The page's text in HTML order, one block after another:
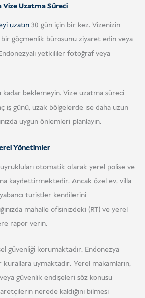
Vize Uzatma Süreci
uzatın 30 gün için bir kez. Vizenizin
göçmenlik bürosunu ziyaret edin veya
yetkililer fotoğraf veya
kadar beklemeyin. Vize uzatma süreci
iş günü, uzak bölgelerde ise daha uzun
uygun önlemleri planlayın.
Yönetimler
otomatik olarak yerel polise ve
kaydettirmektedir. Ancak özel ev, villa
turistler kendilerini
mahalle ofisinizdeki (RT) ve yerel
rapor verin.
güvenliği korumaktadır. Endonezya
kurallara uymaktadır. Yerel makamların,
güvenlik endişeleri söz konusu
nerede kaldığını bilmesi